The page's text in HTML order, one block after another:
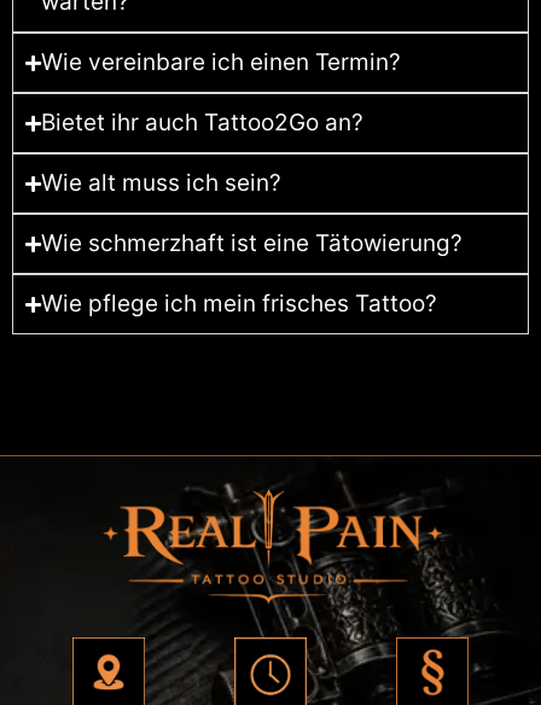
Wie vereinbare ich einen Termin?
Bietet ihr auch Tattoo2Go an?
Wie alt muss ich sein?
Wie schmerzhaft ist eine Tätowierung?
Wie pflege ich mein frisches Tattoo?